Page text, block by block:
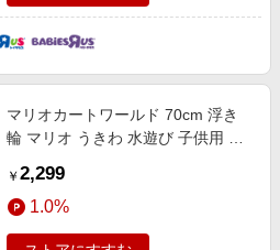
マリオカートワールド 70cm 浮き
輪 マリオ うきわ 水遊び 子供用 子
￥ 2,299
1.0%